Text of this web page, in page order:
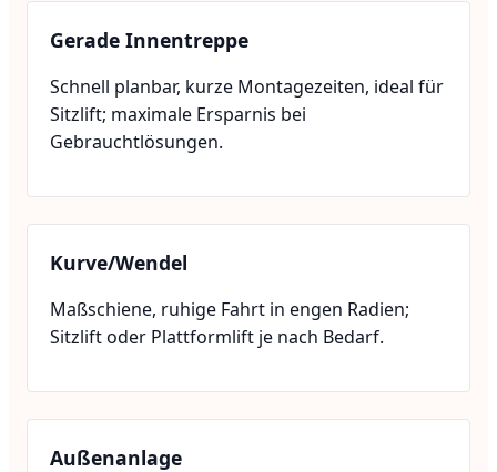
Gerade Innentreppe
Schnell planbar, kurze Montagezeiten, ideal für
Sitzlift; maximale Ersparnis bei
Gebrauchtlösungen.
Kurve/Wendel
Maßschiene, ruhige Fahrt in engen Radien;
Sitzlift oder Plattformlift je nach Bedarf.
Außenanlage